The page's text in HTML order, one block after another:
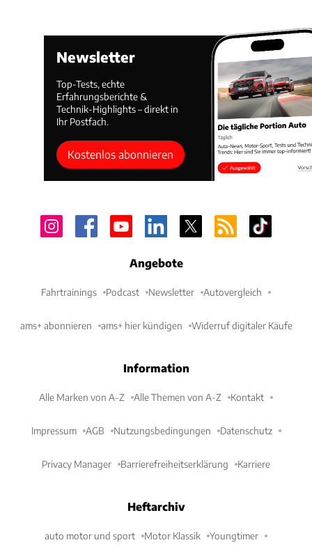
Newsletter
Top-Tests, echte
Erfahrungsberichte &
Technik-Highlights – direkt in
Ihr Postfach.
Kostenlos abonnieren
Angebote
Fahrtrainings Podcast Newsletter Autovergleich
ams+ abonnieren ams+ hier kündigen Widerruf digitaler Käufe
Information
Alle Marken von A-Z Alle Themen von A-Z Kontakt
Impressum AGB Nutzungsbedingungen Datenschutz
Privacy Manager Barrierefreiheitserklärung Karriere
Heftarchiv
auto motor und sport Motor Klassik Youngtimer